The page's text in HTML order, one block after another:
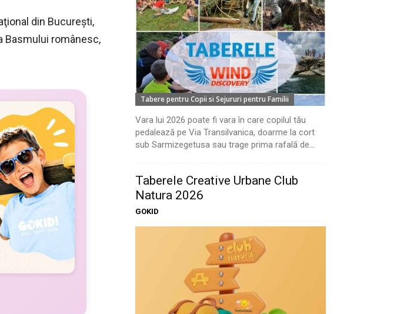
din Bucureşti,
Basmului românesc,
Tabere pentru Copii si Sejururi pentru Familii
Vara lui 2026 poate fi vara în care copilul tău
pedalează pe Via Transilvanica, doarme la cort
sub Sarmizegetusa sau trage prima rafală de...
Taberele Creative Urbane Club
Natura 2026
GOKID